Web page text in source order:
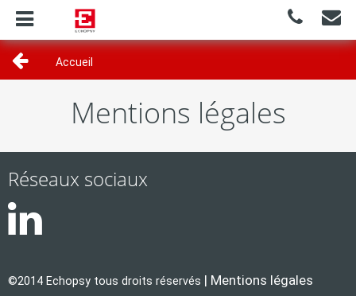
Toggle
navigation
Accueil
Mentions légales
Réseaux sociaux
©2014 Echopsy tous droits réservés | Mentions légales